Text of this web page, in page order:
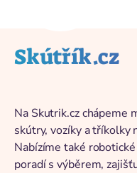
Skútřík.cz
Na Skutrik.cz chápeme
skútry, vozíky a tříkolky
Nabízíme také
poradí s výběrem,